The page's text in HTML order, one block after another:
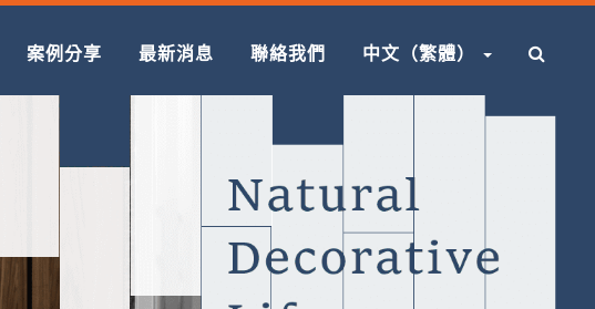
案例分享 最新消息 聯絡我們 中文（繁體）